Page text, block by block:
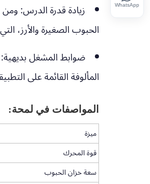
زيادة قدرة الدرس:
الحبوب الصغيرة والأرز،
ضوابط المشغل بديهية:
المألوفة القائمة على
المواصفات في لمحة:
ميزة
قوة المحرك
سعة خزان الحبوب
WhatsApp